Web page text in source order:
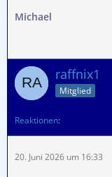
Michael
raffnix1
Mitglied
Reaktionen
20. Juni 2026 um 16:33